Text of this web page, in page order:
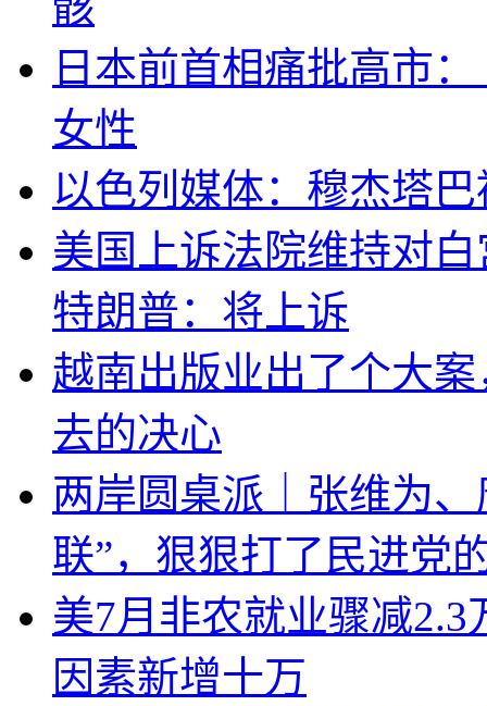
日本前首相痛批高市
女性
以色列媒体：穆杰塔
美国上诉法院维持对
特朗普：将上诉
越南出版业出了个大
去的决心
两岸圆桌派｜张维为
联”，狠狠打了民进党
美7月非农就业骤减
因素新增十万